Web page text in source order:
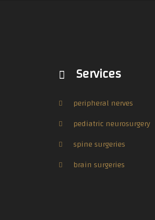
Services
peripheral nerves
pediatric neurosurgery
spine surgeries
brain surgeries